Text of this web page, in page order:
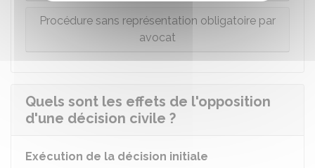
Procédure sans représentation obligatoire par
avocat
Quels sont les effets de l'opposition
d'une décision civile ?
Exécution de la décision initiale